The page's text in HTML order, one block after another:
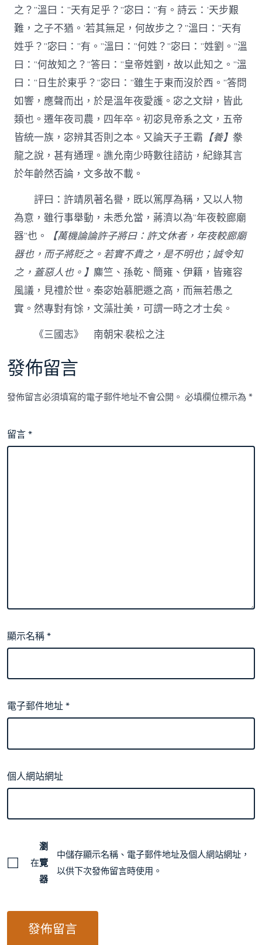
之？”溫曰：”天有足乎？”宓曰：”有。詩云：’天步艱
難，之子不猶。’若其無足，何故步之？”溫曰：”天有
姓乎？”宓曰：”有。”溫曰：”何姓？”宓曰：”姓劉。”溫
曰：”何故知之？”答曰：”皇帝姓劉，故以此知之。”溫
曰：”日生於東乎？”宓曰：”雖生于東而沒於西。”答問
如響，應聲而出，於是溫年夜愛護。宓之文辯，皆此
類也。遷年夜司農，四年卒。初宓見帝系之文，五帝
皆統一族，宓辨其否則之本。又論天子王霸 【養】豢
龍之說，甚有通理。譙允南少時數往諮訪，紀錄其言
於年齡然否論，文多故不載。
評曰：許靖夙著名譽，既以篤厚為稱，又以人物
為意，雖行事舉動，未悉允當，蔣濟以為”年夜較廊廟
器”也。
【萬機論論許子將曰：許文休者，年夜較廊廟
器也，而子將貶之。若實不貴之，是不明也；誠令知
之，蓋惡人也。】麋竺、孫乾、簡雍、伊籍，皆雍容
風議，見禮於世。秦宓始慕肥遯之高，而無若愚之
實。然專對有馀，文藻壯美，可謂一時之才士矣。
《三國志》 南朝宋·裴松之注
發佈留言
發佈留言必須填寫的電子郵件地址不會公開。 必填欄位標示為*
留言*
顯示名稱*
電子郵件地址*
個人網站網址
在
瀏
覽
器
中儲存顯示名稱、電子郵件地址及個人網站網址，
以供下次發佈留言時使用。